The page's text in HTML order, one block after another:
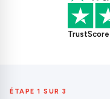
TrustScore
ÉTAPE 1 SUR 3